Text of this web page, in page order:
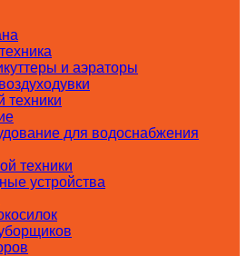
и аэраторы
техники
для водоснабжения
техники
устройства